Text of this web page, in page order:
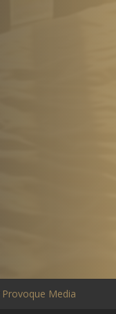
Provoque Media